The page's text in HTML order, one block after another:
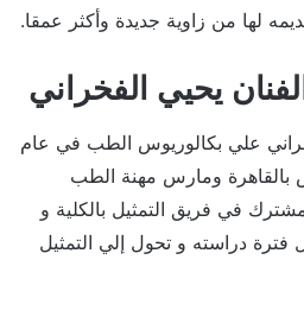
لها من زاوية جديدة وأكثر عمقا.
يحيي الفخراني
علي بكالوريوس الطب في عام
بالقاهرة ومارس مهنة الطب
في فريق التمثيل بالكلية و
فترة دراسته و تحول إلي التمثيل